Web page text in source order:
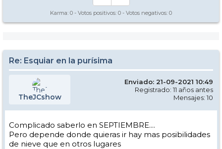
Karma: 0 - Votos positivos: 0 - Votos negativos: 0
Re: Esquiar en la purísima
TheJCshow
Enviado: 21-09-2021 10:49
Registrado: 11 años antes
Mensajes: 10
Complicado saberlo en SEPTIEMBRE....
Pero depende donde quieras ir hay mas posibilidades
de nieve que en otros lugares